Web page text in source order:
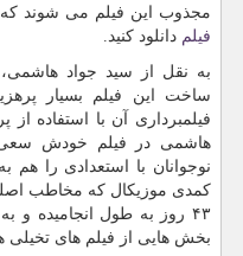
مجذوب این فیلم می شوند که
فیلم دانلود کنید.
به نقل از سید جواد هاشمی،
فیلمبرداری آن با استفاده
هاشمی در فیلم خودش سعی
نوجوانان با استعدادی را
کمدی موزیکال که مخاطب
۴۳ روز به طول انجامیده و
بخش هایی از فیلم های تخیلی